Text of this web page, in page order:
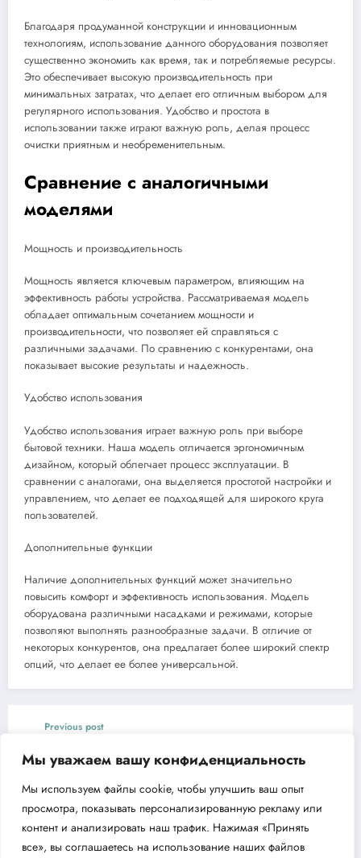
Мы уважаем вашу конфиденциальность
Мы используем файлы cookie, чтобы улучшить ваш опыт
просмотра, показывать персонализированную рекламу или
контент и анализировать наш трафик. Нажимая «Принять
все», вы соглашаетесь на использование наших файлов
Благодаря продуманной конструкции и инновационным
технологиям, использование данного оборудования позволяет
существенно экономить как время, так и потребляемые ресурсы.
Это обеспечивает высокую производительность при
минимальных затратах, что делает его отличным выбором для
регулярного использования. Удобство и простота в
использовании также играют важную роль, делая процесс
очистки приятным и необременительным.
Сравнение с аналогичными
моделями
Мощность и производительность
Мощность является ключевым параметром, влияющим на
эффективность работы устройства. Рассматриваемая модель
обладает оптимальным сочетанием мощности и
производительности, что позволяет ей справляться с
различными задачами. По сравнению с конкурентами, она
показывает высокие результаты и надежность.
Удобство использования
Удобство использования играет важную роль при выборе
бытовой техники. Наша модель отличается эргономичным
дизайном, который облегчает процесс эксплуатации. В
сравнении с аналогами, она выделяется простотой настройки и
управлением, что делает ее подходящей для широкого круга
пользователей.
Дополнительные функции
Наличие дополнительных функций может значительно
повысить комфорт и эффективность использования. Модель
оборудована различными насадками и режимами, которые
позволяют выполнять разнообразные задачи. В отличие от
некоторых конкурентов, она предлагает более широкий спектр
опций, что делает ее более универсальной.
Previous post
Сибртех ИДС-190K
Next post
Обзор тепловой пушки Denzel DHC 2